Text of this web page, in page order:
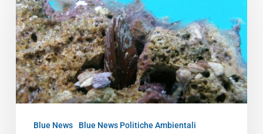
Blue News Blue News Politiche Ambientali